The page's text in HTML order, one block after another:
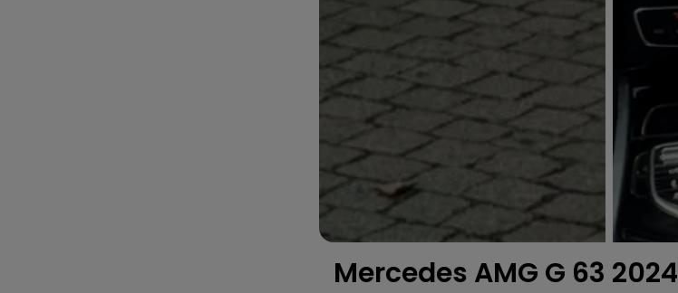
Mercedes AMG G 63 2024